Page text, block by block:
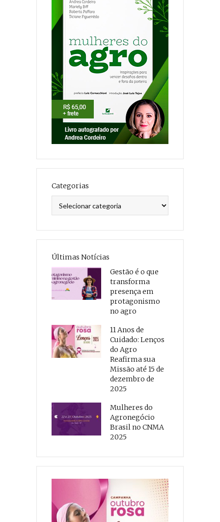
Categorias
Últimas Notícias
Gestão é o que
transforma
presença em
protagonismo
no agro
11 Anos de
Cuidado: Lenços
do Agro
Reafirma sua
Missão até 15 de
dezembro de
2025
Mulheres do
Agronegócio
Brasil no CNMA
2025